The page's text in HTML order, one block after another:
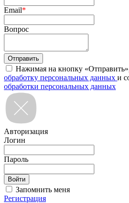
Email*
Вопрос
Нажимая на кнопку
обработку персональных данных и
обработки персональных данных
Авторизация
Логин
Пароль
Запомнить меня
Регистрация